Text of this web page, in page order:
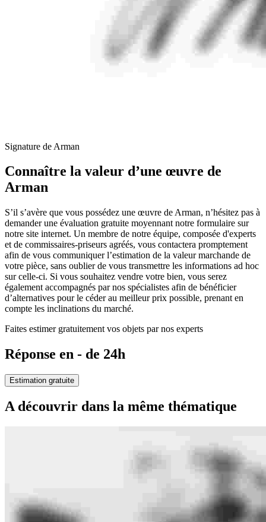
Signature de Arman
Connaître la valeur d’une œuvre de
Arman
S’il s’avère que vous possédez une œuvre de Arman, n’hésitez pas à
demander une évaluation gratuite moyennant notre formulaire sur
notre site internet. Un membre de notre équipe, composée d'experts
et de commissaires-priseurs agréés, vous contactera promptement
afin de vous communiquer l’estimation de la valeur marchande de
votre pièce, sans oublier de vous transmettre les informations ad hoc
sur celle-ci. Si vous souhaitez vendre votre bien, vous serez
également accompagnés par nos spécialistes afin de bénéficier
d’alternatives pour le céder au meilleur prix possible, prenant en
compte les inclinations du marché.
Faites estimer gratuitement vos objets par nos experts
Réponse en - de 24h
Estimation gratuite
A découvrir dans la même thématique